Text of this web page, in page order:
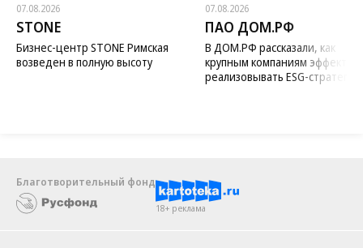
07.08.2026
STONE
Бизнес-центр STONE Римская
возведен в полную высоту
07.08.2026
ПАО ДОМ.РФ
В ДОМ.РФ рассказали, как
крупным компаниям
реализовывать ESG-стратегию
Благотворительный фонд
18+ реклама